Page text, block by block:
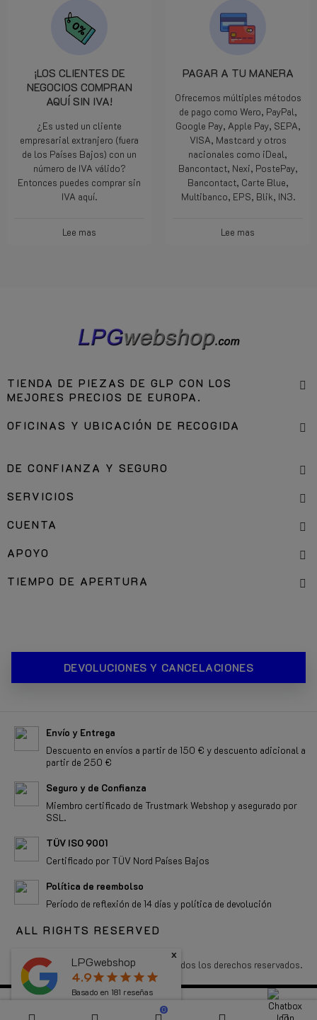
0
¡LOS CLIENTES DE
NEGOCIOS COMPRAN
AQUÍ SIN IVA!
¿Es usted un cliente
empresarial extranjero (fuera
de los Países Bajos) con un
número de IVA válido?
Entonces puedes comprar sin
IVA aquí.
Lee mas
PAGAR A TU MANERA
Ofrecemos múltiples métodos
de pago como Wero, PayPal,
Google Pay, Apple Pay, SEPA,
VISA, Mastcard y otros
nacionales como iDeal,
Bancontact, Nexi, PostePay,
Bancontact, Carte Blue,
Multibanco, EPS, Blik, IN3.
Lee mas
TIENDA DE PIEZAS DE GLP CON LOS
MEJORES PRECIOS DE EUROPA.
OFICINAS Y UBICACIÓN DE RECOGIDA
DE CONFIANZA Y SEGURO
SERVICIOS
CUENTA
APOYO
TIEMPO DE APERTURA
DEVOLUCIONES Y CANCELACIONES
Envío y Entrega
Descuento en envíos a partir de 150 € y descuento adicional a
partir de 250 €
Seguro y de Confianza
Miembro certificado de Trustmark Webshop y asegurado por
SSL.
TÜV ISO 9001
Certificado por TÜV Nord Países Bajos
Política de reembolso
Período de reflexión de 14 días y política de devolución
ALL RIGHTS RESERVED
Copyright 2026 LPGwebshop.com - Todos los derechos reservados.
LPGwebshop
4.9star star star star star
Basado en 181 reseñas
x